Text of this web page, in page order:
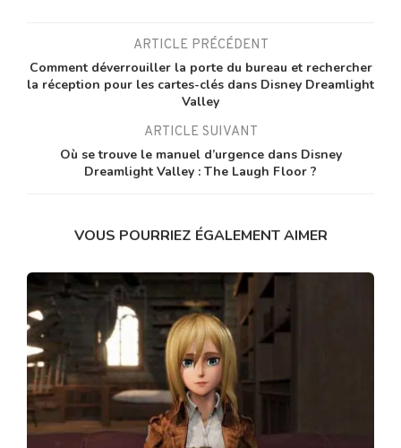
ARTICLE PRÉCÉDENT
Comment déverrouiller la porte du bureau et rechercher
la réception pour les cartes-clés dans Disney Dreamlight
Valley
ARTICLE SUIVANT
Où se trouve le manuel d’urgence dans Disney
Dreamlight Valley : The Laugh Floor ?
VOUS POURRIEZ ÉGALEMENT AIMER